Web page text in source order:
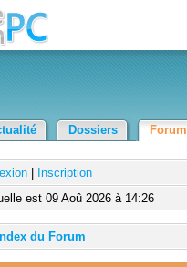
Dossiers Forum
|
Inscription
est 09 Aoû 2026 à 14:26
du Forum